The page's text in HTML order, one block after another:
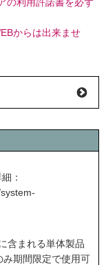
からは出来ませ
：
含まれる単体製品
期間限定で使用可